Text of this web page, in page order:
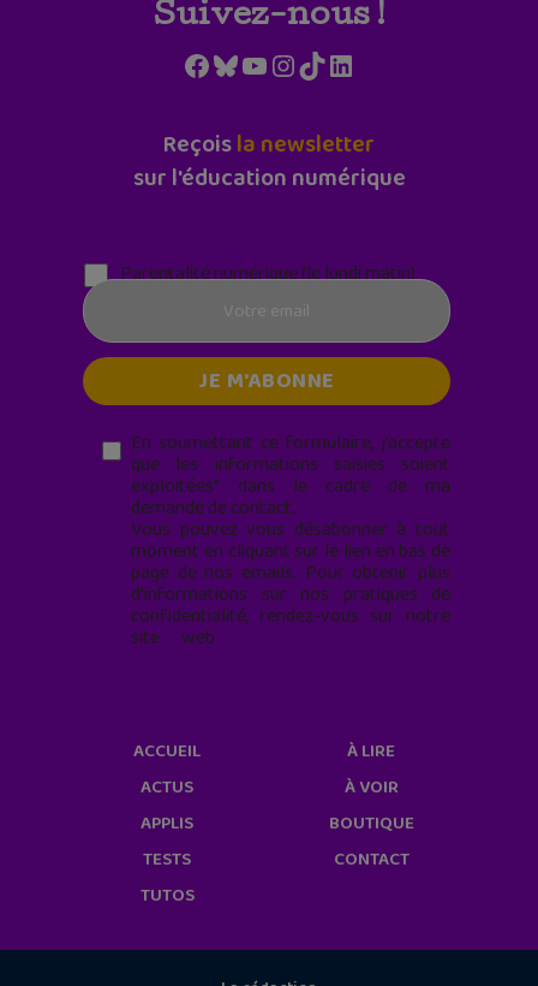
Suivez-nous !
Facebook
Bluesky
YouTube
Instagram
TikTokLinkedIn
Reçoisla newsletter
sur l'éducation numérique
Parentalité numérique (le lundi matin)
En soumettant ce formulaire, j’accepte
que les informations saisies soient
exploitées* dans le cadre de ma
demande de contact.
Vous pouvez vous désabonner à tout
moment en cliquant sur le lien en bas de
page de nos emails. Pour obtenir plus
d'informations sur nos pratiques de
confidentialité, rendez-vous sur notre
site web
ACCUEIL
ACTUS
APPLIS
TESTS
TUTOS
À LIRE
À VOIR
BOUTIQUE
CONTACT